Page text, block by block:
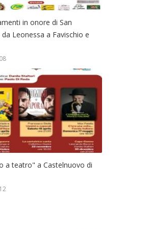
in onore di San
da Leonessa a Favischio e
a teatro" a Castelnuovo di